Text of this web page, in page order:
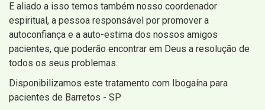
E aliado a isso temos também nosso coordenador
espiritual, a pessoa responsável por promover a
autoconfiança e a auto-estima dos nossos amigos
pacientes, que poderão encontrar em Deus a resolução de
todos os seus problemas.
Disponibilizamos este tratamento com Ibogaína para
pacientes de Barretos - SP